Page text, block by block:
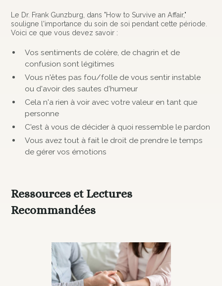
Le Dr. Frank Gunzburg, dans "How to Survive an Affair,"
souligne l'importance du soin de soi pendant cette période.
Voici ce que vous devez savoir :
Vos sentiments de colère, de chagrin et de
confusion sont légitimes
Vous n'êtes pas fou/folle de vous sentir instable
ou d'avoir des sautes d'humeur
Cela n'a rien à voir avec votre valeur en tant que
personne
C'est à vous de décider à quoi ressemble le pardon
Vous avez tout à fait le droit de prendre le temps
de gérer vos émotions
Ressources et Lectures
Recommandées